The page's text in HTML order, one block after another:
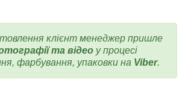
клієнт менеджер пришле
та відео у процесі
фарбування, упаковки на Viber.